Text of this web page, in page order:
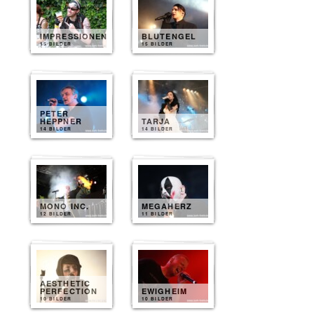
IMPRESSIONEN
15 BILDER
BLUTENGEL
15 BILDER
PETER
HEPPNER
14 BILDER
TARJA
14 BILDER
MONO INC.
12 BILDER
MEGAHERZ
11 BILDER
AESTHETIC
PERFECTION
10 BILDER
EWIGHEIM
10 BILDER